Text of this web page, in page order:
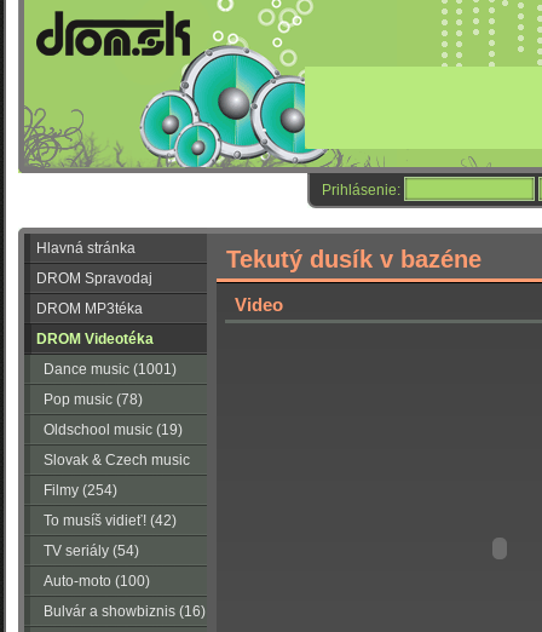
Prihlásenie:
Hlavná stránka
DROM Spravodaj
DROM MP3téka
DROM Videotéka
Dance music (1001)
Pop music (78)
Oldschool music (19)
Slovak & Czech music
(56)Filmy (254)
To musíš vidieť! (42)
TV seriály (54)
Auto-moto (100)
Bulvár a showbiznis (16)
Tekutý dusík v bazéne
Video